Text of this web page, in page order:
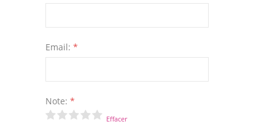
Email: *
Note: *
Effacer